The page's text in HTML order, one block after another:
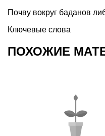
Почву вокруг баданов
Ключевые слова
ПОХОЖИЕ